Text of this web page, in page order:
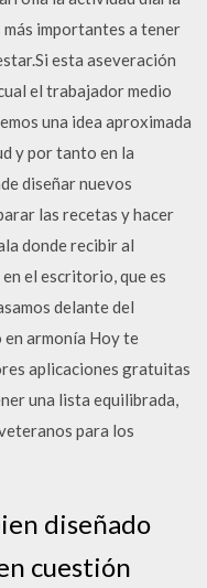
importantes a tener
esta aseveración
el trabajador medio
una idea aproximada
y por tanto en la
diseñar nuevos
las recetas y hacer
donde recibir al
el escritorio, que es
delante del
en armonía Hoy te
aplicaciones gratuitas
una lista equilibrada,
para los
diseñado
cuestión